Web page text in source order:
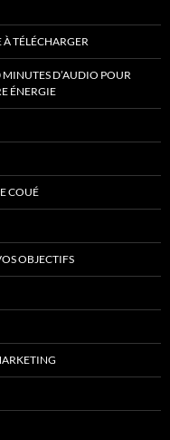
À TÉLÉCHARGER
D’AUDIO POUR
ÉNERGIE
COUÉ
OBJECTIFS